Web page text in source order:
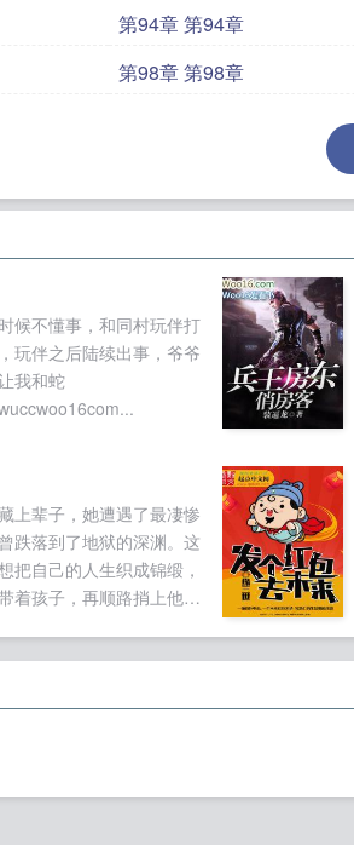
第94章 第94章
第98章 第98章
候不懂事，和同村玩伴打
玩伴之后陆续出事，爷爷
我和蛇
上辈子，她遭遇了最凄惨
跌落到了地狱的深渊。这
把自己的人生织成锦缎，
着孩子，再顺路捎上他，